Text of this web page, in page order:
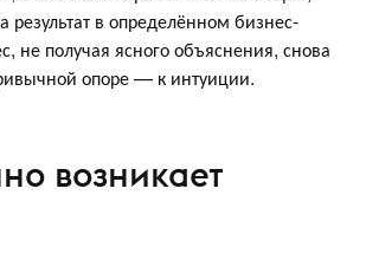
результат в определённом бизнес-
не получая ясного объяснения, снова
опоре — к интуиции.
возникает